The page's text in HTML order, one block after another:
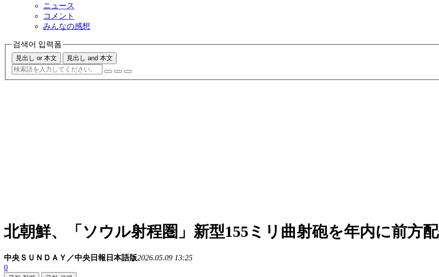
ニュース
コメント
みんなの感想
검색어 입력폼
見出し or 本文 見出し and 本文
北朝鮮、「ソウル射程圏」新型155ミリ曲射砲を年内に前方
中央ＳＵＮＤＡＹ／中央日報日本語版2026.05.09 13:25
0